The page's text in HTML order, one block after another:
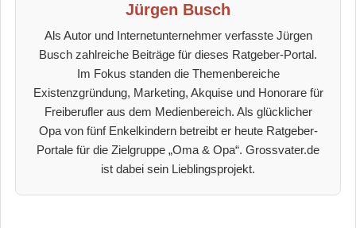
Jürgen Busch
Als Autor und Internetunternehmer verfasste Jürgen
Busch zahlreiche Beiträge für dieses Ratgeber-Portal.
Im Fokus standen die Themenbereiche
Existenzgründung, Marketing, Akquise und Honorare für
Freiberufler aus dem Medienbereich. Als glücklicher
Opa von fünf Enkelkindern betreibt er heute Ratgeber-
Portale für die Zielgruppe „Oma & Opa“. Grossvater.de
ist dabei sein Lieblingsprojekt.